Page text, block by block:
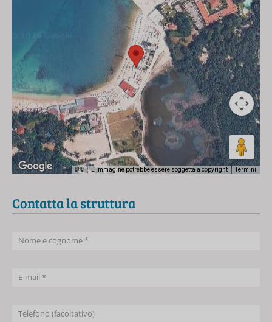
L'immagine potrebbe essere soggetta a copyright Termini
Contatta la struttura